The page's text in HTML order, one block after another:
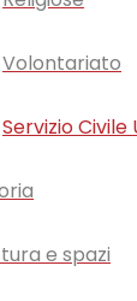
Volontariato
Servizio Civile
e spazi